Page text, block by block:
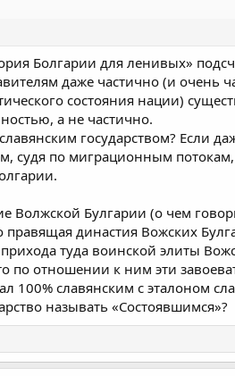
Болгарии для ленивых»
даже частично (и очень
состояния нации)
а не частично.
государством? Если
судя по миграционным
Волжской Булгарии (о чем
династия Вожских
туда воинской элиты
по отношении к ним эти
100% славянским с эталоном
называть «Состоявшимся»?